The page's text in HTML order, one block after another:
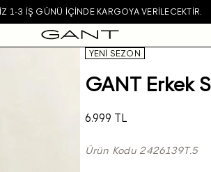
1-3 IŞ GÜNÜ IÇINDE KARGOYA VERILECEKTIR.
YENİ SEZON
GANT Erkek
6.999 TL
Ürün Kodu 2426139T.5